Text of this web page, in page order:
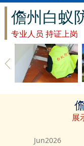
遂昌白蚁防治
松阳白蚁防治
云和白蚁防治
庆元白蚁防治
儋州白蚁
专业人员 持证上岗
儋州地板除
展
Jun2026